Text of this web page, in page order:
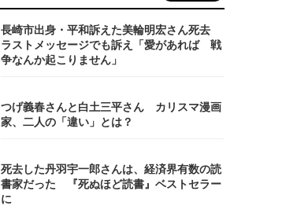
長崎市出身・平和訴えた美輪明宏さん死去
ラストメッセージでも訴え「愛があれば 戦
争なんか起こりません」
つげ義春さんと白土三平さん カリスマ漫画
家、二人の「違い」とは？
死去した丹羽宇一郎さんは、経済界有数の読
書家だった 『死ぬほど読書』ベストセラー
に